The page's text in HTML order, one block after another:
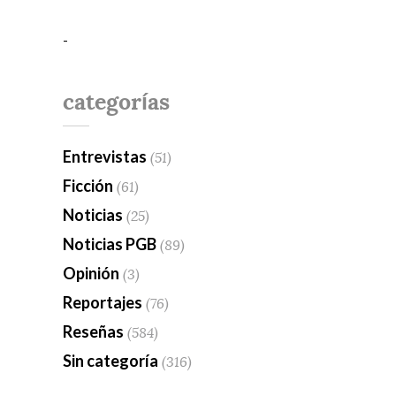
-
categorías
Entrevistas (51)
Ficción (61)
Noticias (25)
Noticias PGB (89)
Opinión (3)
Reportajes (76)
Reseñas (584)
Sin categoría (316)